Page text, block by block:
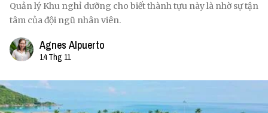
Quản lý Khu nghỉ dưỡng cho biết thành tựu này là nhờ sự tận
tâm của đội ngũ nhân viên.
Agnes Alpuerto
14 Thg 11